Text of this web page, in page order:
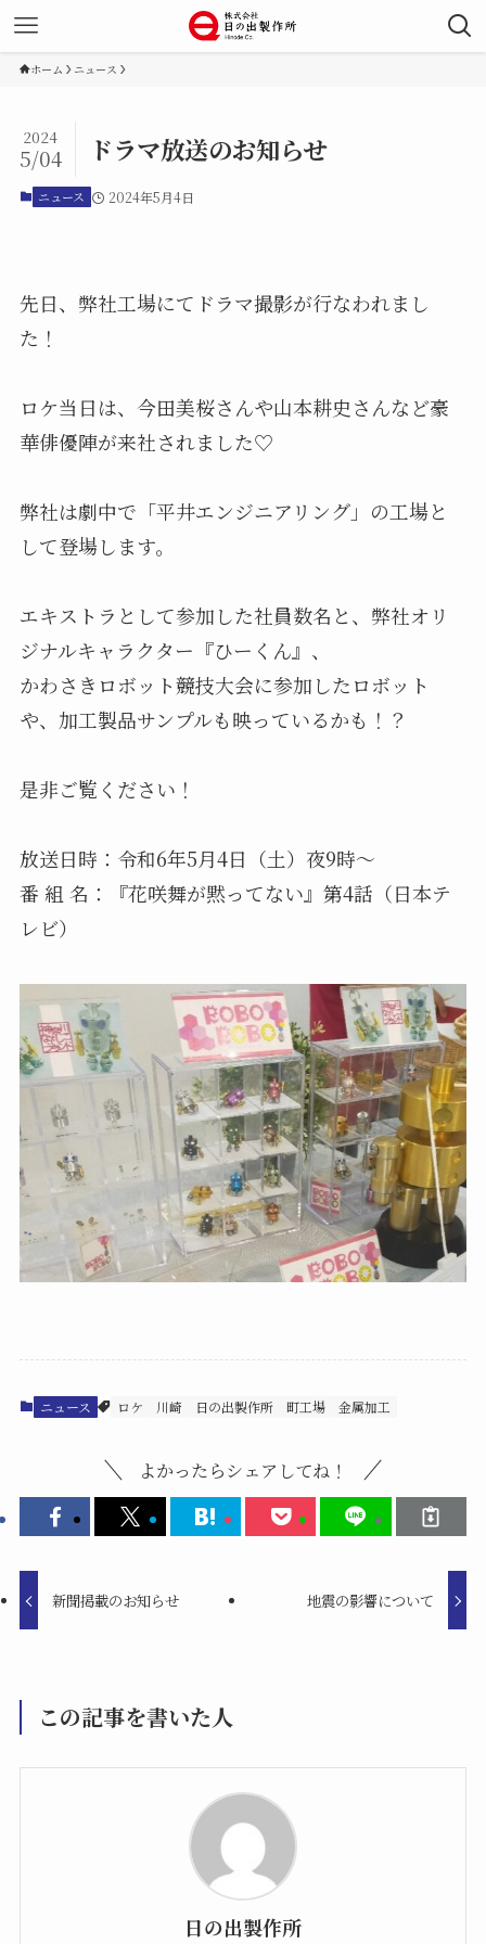
ホーム ニュース
ドラマ放送のお知らせ
2024
5/04
ニュース 2024年5月4日
先日、弊社工場にてドラマ撮影が行なわれまし
た！
ロケ当日は、今田美桜さんや山本耕史さんなど豪
華俳優陣が来社されました♡
弊社は劇中で「平井エンジニアリング」の工場と
して登場します。
エキストラとして参加した社員数名と、弊社オリ
ジナルキャラクター『ひーくん』、
かわさきロボット競技大会に参加したロボット
や、加工製品サンプルも映っているかも！？
是非ご覧ください！
放送日時：令和6年5月4日（土）夜9時～
番 組 名：『花咲舞が黙ってない』第4話（日本テ
レビ）
ニュース ロケ 川崎 日の出製作所 町工場 金属加工
よかったらシェアしてね！
新聞掲載のお知らせ 地震の影響について
この記事を書いた人
日の出製作所